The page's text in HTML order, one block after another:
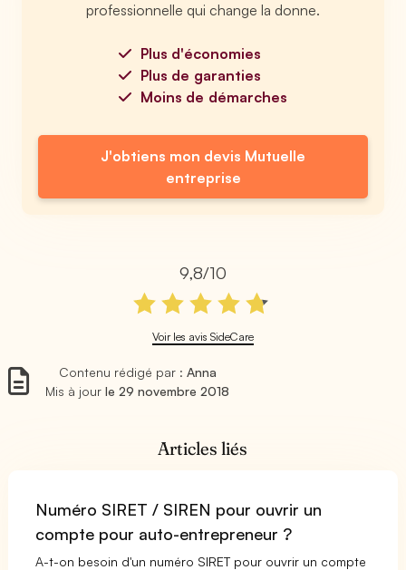
professionnelle qui change la donne.
Plus d'économies
Plus de garanties
Moins de démarches
J'obtiens mon devis Mutuelle
entreprise
9,8/10
Voir les avis SideCare
Contenu rédigé par : Anna
Mis à jourle 29 novembre 2018
Articles liés
Numéro SIRET / SIREN pour ouvrir un
compte pour auto-entrepreneur ?
A-t-on besoin d'un numéro SIRET pour ouvrir un compte